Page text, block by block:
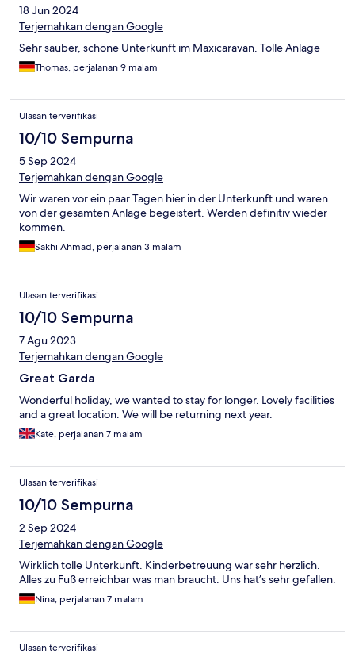
18 Jun 2024
Terjemahkan dengan Google
Sehr sauber, schöne Unterkunft im Maxicaravan. Tolle Anlage
Thomas, perjalanan 9 malam
Ulasan terverifikasi
10/10 Sempurna
5 Sep 2024
Terjemahkan dengan Google
Wir waren vor ein paar Tagen hier in der Unterkunft und waren
von der gesamten Anlage begeistert. Werden definitiv wieder
kommen.
Sakhi Ahmad, perjalanan 3 malam
Ulasan terverifikasi
10/10 Sempurna
7 Agu 2023
Terjemahkan dengan Google
Great Garda
Wonderful holiday, we wanted to stay for longer. Lovely facilities
and a great location. We will be returning next year.
Kate, perjalanan 7 malam
Ulasan terverifikasi
10/10 Sempurna
2 Sep 2024
Terjemahkan dengan Google
Wirklich tolle Unterkunft. Kinderbetreuung war sehr herzlich.
Alles zu Fuß erreichbar was man braucht. Uns hat’s sehr gefallen.
Nina, perjalanan 7 malam
Ulasan terverifikasi